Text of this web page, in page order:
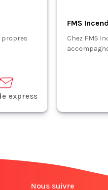
propres
express
FMS
Chez FMS
Nous suivre